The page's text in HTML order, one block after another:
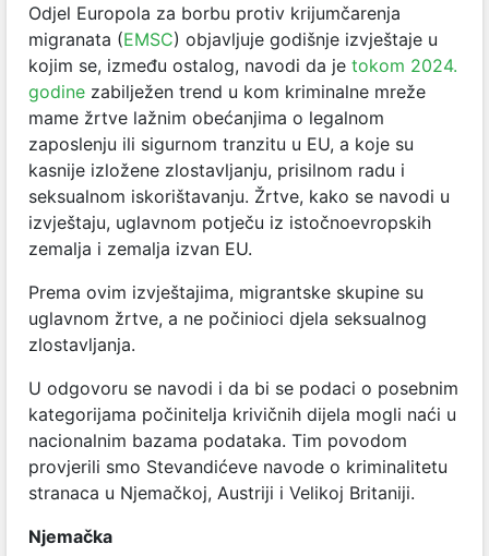
Odjel Europola za borbu protiv krijumčarenja
migranata (EMSC) objavljuje godišnje izvještaje u
kojim se, između ostalog, navodi da je tokom 2024.
godine zabilježen trend u kom kriminalne mreže
mame žrtve lažnim obećanjima o legalnom
zaposlenju ili sigurnom tranzitu u EU, a koje su
kasnije izložene zlostavljanju, prisilnom radu i
seksualnom iskorištavanju. Žrtve, kako se navodi u
izvještaju, uglavnom potječu iz istočnoevropskih
zemalja i zemalja izvan EU.
Prema ovim izvještajima, migrantske skupine su
uglavnom žrtve, a ne počinioci djela seksualnog
zlostavljanja.
U odgovoru se navodi i da bi se podaci o posebnim
kategorijama počinitelja krivičnih dijela mogli naći u
nacionalnim bazama podataka. Tim povodom
provjerili smo Stevandićeve navode o kriminalitetu
stranaca u Njemačkoj, Austriji i Velikoj Britaniji.
Njemačka